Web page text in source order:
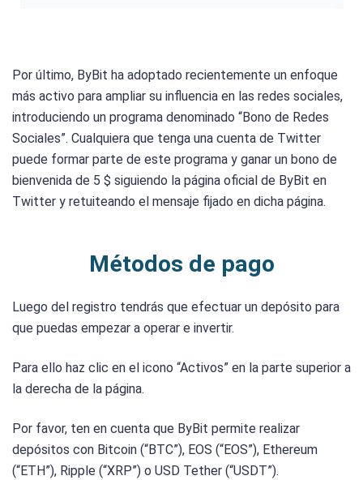
Por último, ByBit ha adoptado recientemente un enfoque
más activo para ampliar su influencia en las redes sociales,
introduciendo un programa denominado “Bono de Redes
Sociales”. Cualquiera que tenga una cuenta de Twitter
puede formar parte de este programa y ganar un bono de
bienvenida de 5 $ siguiendo la página oficial de ByBit en
Twitter y retuiteando el mensaje fijado en dicha página.
Métodos de pago
Luego del registro tendrás que efectuar un depósito para
que puedas empezar a operar e invertir.
Para ello haz clic en el icono “Activos” en la parte superior a
la derecha de la página.
Por favor, ten en cuenta que ByBit permite realizar
depósitos con Bitcoin (“BTC”), EOS (“EOS”), Ethereum
(“ETH”), Ripple (“XRP”) o USD Tether (“USDT”).